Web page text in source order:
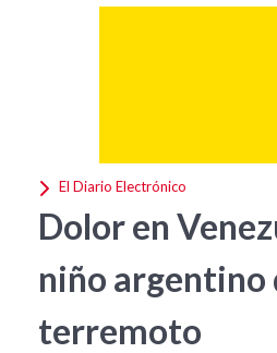
El Diario Electrónico
Dolor en
niño argentino
terremoto